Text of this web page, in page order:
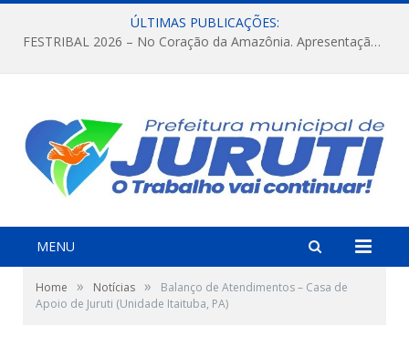
ÚLTIMAS PUBLICAÇÕES:
FESTRIBAL 2026 – No Coração da Amazônia. Apresentação da Munduruku.
MENU
Home » Notícias »
Balanço de Atendimentos – Casa de
Apoio de Juruti (Unidade Itaituba, PA)